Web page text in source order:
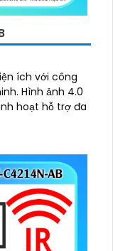
ích với công
4.0